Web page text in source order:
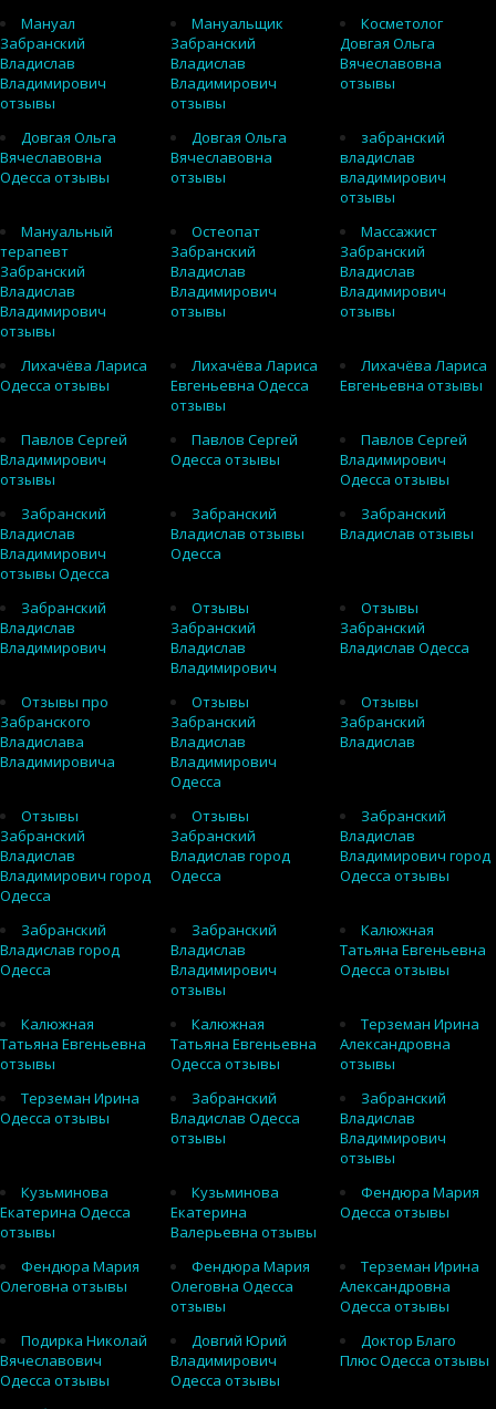
Мануал
Забранский
Владислав
Владимирович
отзывы
Мануальщик
Забранский
Владислав
Владимирович
отзывы
Косметолог
Довгая Ольга
Вячеславовна
отзывы
Довгая Ольга
Вячеславовна
Одесса отзывы
Довгая Ольга
Вячеславовна
отзывы
забранский
владислав
владимирович
отзывы
Мануальный
терапевт
Забранский
Владислав
Владимирович
отзывы
Остеопат
Забранский
Владислав
Владимирович
отзывы
Массажист
Забранский
Владислав
Владимирович
отзывы
Лихачёва Лариса
Одесса отзывы
Лихачёва Лариса
Евгеньевна Одесса
отзывы
Лихачёва Лариса
Евгеньевна отзывы
Павлов Сергей
Владимирович
отзывы
Павлов Сергей
Одесса отзывы
Павлов Сергей
Владимирович
Одесса отзывы
Забранский
Владислав
Владимирович
отзывы Одесса
Забранский
Владислав отзывы
Одесса
Забранский
Владислав отзывы
Забранский
Владислав
Владимирович
Отзывы
Забранский
Владислав
Владимирович
Отзывы
Забранский
Владислав Одесса
Отзывы про
Забранского
Владислава
Владимировича
Отзывы
Забранский
Владислав
Владимирович
Одесса
Отзывы
Забранский
Владислав
Отзывы
Забранский
Владислав
Владимирович город
Одесса
Отзывы
Забранский
Владислав город
Одесса
Забранский
Владислав
Владимирович город
Одесса отзывы
Забранский
Владислав город
Одесса
Забранский
Владислав
Владимирович
отзывы
Калюжная
Татьяна Евгеньевна
Одесса отзывы
Калюжная
Татьяна Евгеньевна
отзывы
Калюжная
Татьяна Евгеньевна
Одесса отзывы
Терземан Ирина
Александровна
отзывы
Терземан Ирина
Одесса отзывы
Забранский
Владислав Одесса
отзывы
Забранский
Владислав
Владимирович
отзывы
Кузьминова
Екатерина Одесса
отзывы
Кузьминова
Екатерина
Валерьевна отзывы
Фендюра Мария
Одесса отзывы
Фендюра Мария
Олеговна отзывы
Фендюра Мария
Олеговна Одесса
отзывы
Терземан Ирина
Александровна
Одесса отзывы
Подирка Николай
Вячеславович
Одесса отзывы
Довгий Юрий
Владимирович
Одесса отзывы
Доктор Благо
Плюс Одесса отзывы